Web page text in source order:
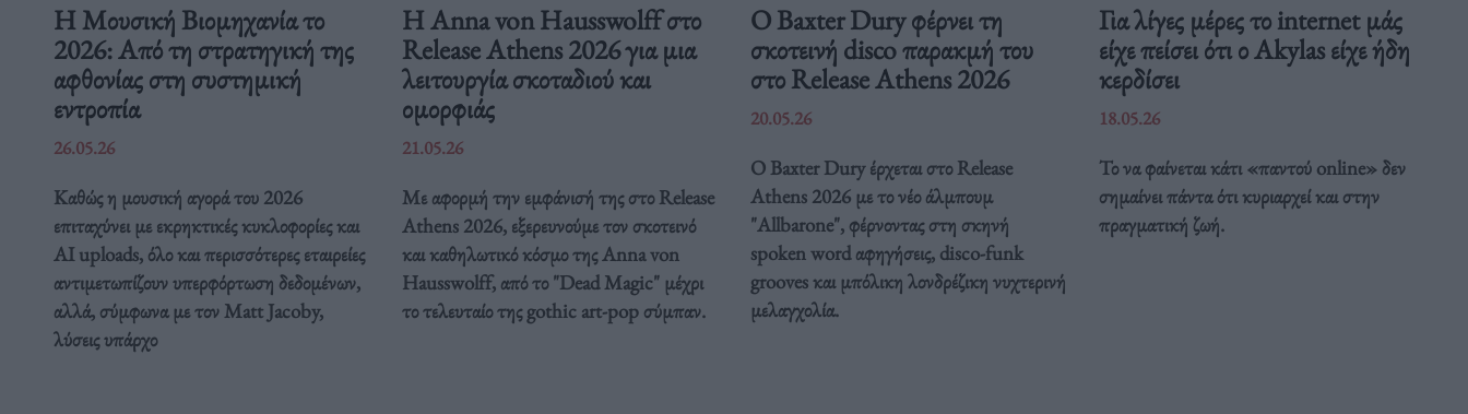
Η Μουσική Βιομηχανία το
2026: Από τη στρατηγική της
αφθονίας στη συστημική
εντροπία
26.05.26
Καθώς η μουσική αγορά του 2026
επιταχύνει με εκρηκτικές κυκλοφορίες και
AI uploads, όλο και περισσότερες εταιρείες
αντιμετωπίζουν υπερφόρτωση δεδομένων,
αλλά, σύμφωνα με τον Matt Jacoby,
λύσεις υπάρχο
Η Anna von Hausswolff στο
Release Athens 2026 για μια
λειτουργία σκοταδιού και
ομορφιάς
21.05.26
Με αφορμή την εμφάνισή της στο Release
Athens 2026, εξερευνούμε τον σκοτεινό
και καθηλωτικό κόσμο της Anna von
Hausswolff, από το "Dead Magic" μέχρι
το τελευταίο της gothic art-pop σύμπαν.
Ο Baxter Dury φέρνει τη
σκοτεινή disco παρακμή του
στο Release Athens 2026
20.05.26
Ο Baxter Dury έρχεται στο Release
Athens 2026 με το νέο άλμπουμ
"Allbarone", φέρνοντας στη σκηνή
spoken word αφηγήσεις, disco-funk
grooves και μπόλικη λονδρέζικη νυχτερινή
μελαγχολία.
Για λίγες μέρες το internet μάς
είχε πείσει ότι ο Akylas είχε ήδη
κερδίσει
18.05.26
Το να φαίνεται κάτι «παντού online» δεν
σημαίνει πάντα ότι κυριαρχεί και στην
πραγματική ζωή.